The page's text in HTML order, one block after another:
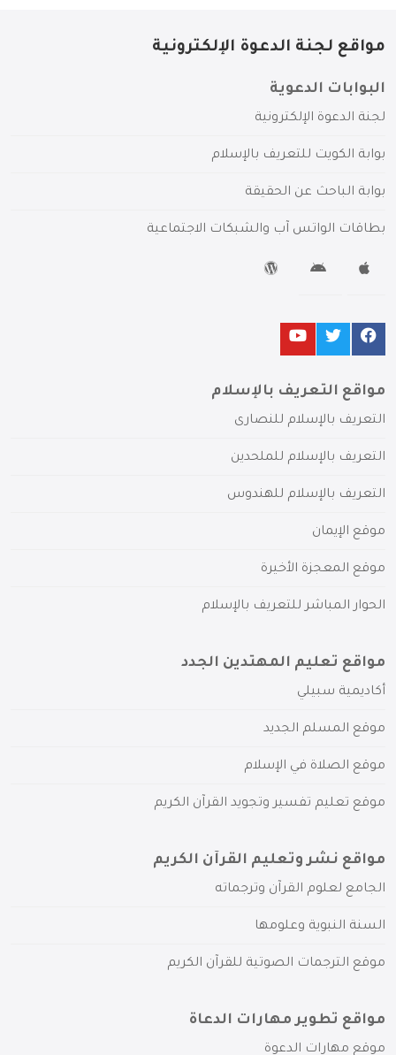
مواقع لجنة الدعوة الإلكترونية
البوابات الدعوية
لجنة الدعوة الإلكترونية
بوابة الكويت للتعريف بالإسلام
بوابة الباحث عن الحقيقة
بطاقات الواتس آب والشبكات الاجتماعية
مواقع التعريف بالإسلام
التعريف بالإسلام للنصارى
التعريف بالإسلام للملحدين
التعريف بالإسلام للهندوس
موقع الإيمان
موقع المعجزة الأخيرة
الحوار المباشر للتعريف بالإسلام
مواقع تعليم المهتدين الجدد
أكاديمية سبيلي
موقع المسلم الجديد
موقع الصلاة في الإسلام
موقع تعليم تفسير وتجويد القرآن الكريم
مواقع نشر وتعليم القرآن الكريم
الجامع لعلوم القرآن وترجماته
السنة النبوية وعلومها
موقع الترجمات الصوتية للقرآن الكريم
مواقع تطوير مهارات الدعاة
موقع مهارات الدعوة